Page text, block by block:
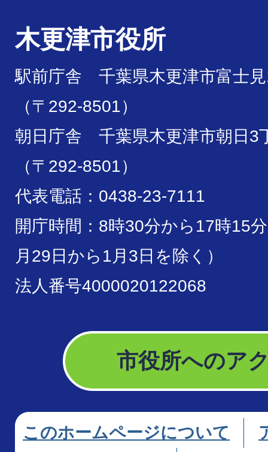
木更津市役所
駅前庁舎 千葉県木更津市富士
（〒292-8501）
朝日庁舎 千葉県木更津市朝日3
（〒292-8501）
代表電話：0438-23-7111
開庁時間：8時30分から17時15
月29日から1月3日を除く）
法人番号4000020122068
市役所へのア
このホームページについて